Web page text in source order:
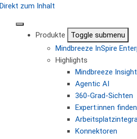
Direkt zum Inhalt
Produkte
Toggle submenu
Mindbreeze InSpire
Highlights
Mindbreeze
Agentic AI
360-Grad-Sichten
Expert:innen finden
Konnektoren